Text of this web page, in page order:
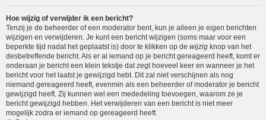
Hoe wijzig of verwijder ik een bericht?
Tenzij je de beheerder of een moderator bent, kun je alleen je eigen berichten
wijzigen en verwijderen. Je kunt een bericht wijzigen (soms maar voor een
beperkte tijd nadat het geplaatst is) door te klikken op de wijzig knop van het
desbetreffende bericht. Als er al iemand op je bericht gereageerd heeft, komt er
onderaan je bericht een klein tekstje dat zegt hoeveel keer en wanneer je het
bericht voor het laatst je gewijzigd hebt. Dit zal niet verschijnen als nog
niemand gereageerd heeft, evenmin als een beheerder of moderator je bericht
gewijzigd heeft. Zij kunnen wel een mededeling toevoegen, waarom ze je
bericht gewijzigd hebben. Het verwijderen van een bericht is niet meer
mogelijk zodra er iemand op gereageerd heeft.